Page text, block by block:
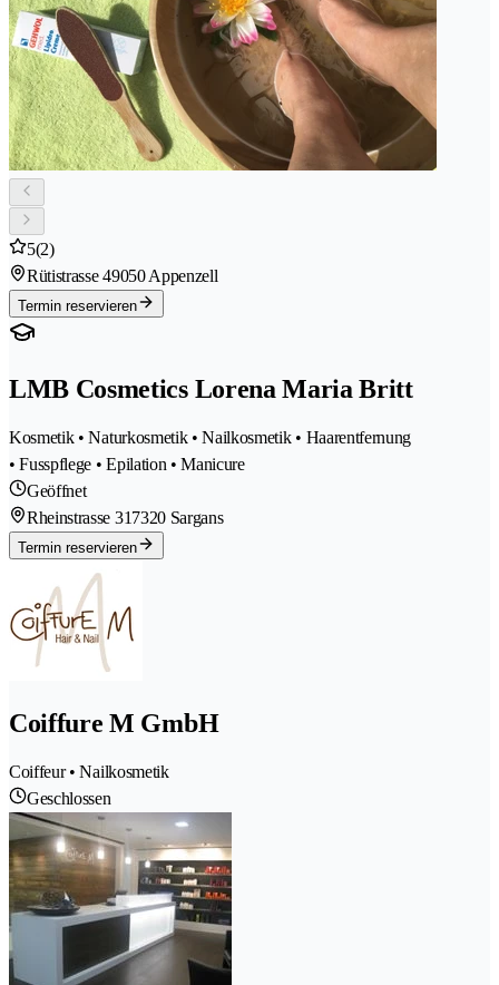
5(2)
Rütistrasse 49050 Appenzell
Termin reservieren
LMB Cosmetics Lorena Maria Britt
Kosmetik • Naturkosmetik • Nailkosmetik • Haarentfernung
• Fusspflege • Epilation • Manicure
Geöffnet
Rheinstrasse 317320 Sargans
Termin reservieren
Coiffure M GmbH
Coiffeur • Nailkosmetik
Geschlossen